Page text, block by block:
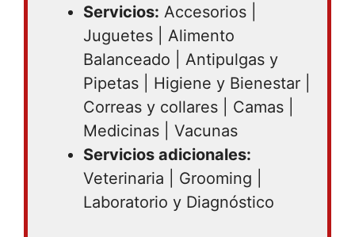
Servicios: Accesorios |
Juguetes | Alimento
Balanceado | Antipulgas y
Pipetas | Higiene y Bienestar |
Correas y collares | Camas |
Medicinas | Vacunas
Servicios adicionales:
Veterinaria | Grooming |
Laboratorio y Diagnóstico